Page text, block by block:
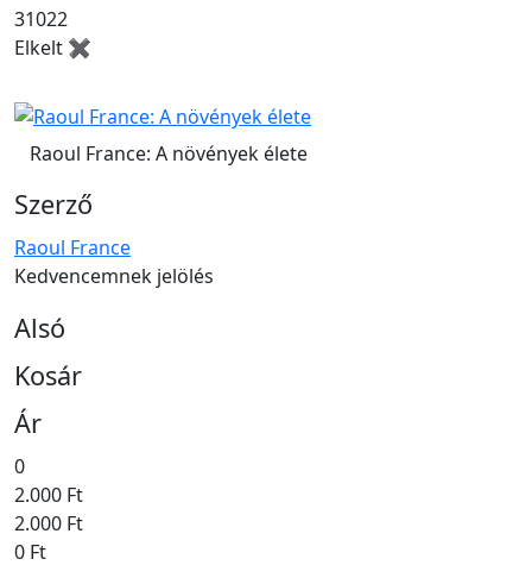
31022
Elkelt ✖
Raoul France: A növények élete
Szerző
Raoul France
Kedvencemnek jelölés
Alsó
Kosár
Ár
0
2.000 Ft
2.000 Ft
0 Ft